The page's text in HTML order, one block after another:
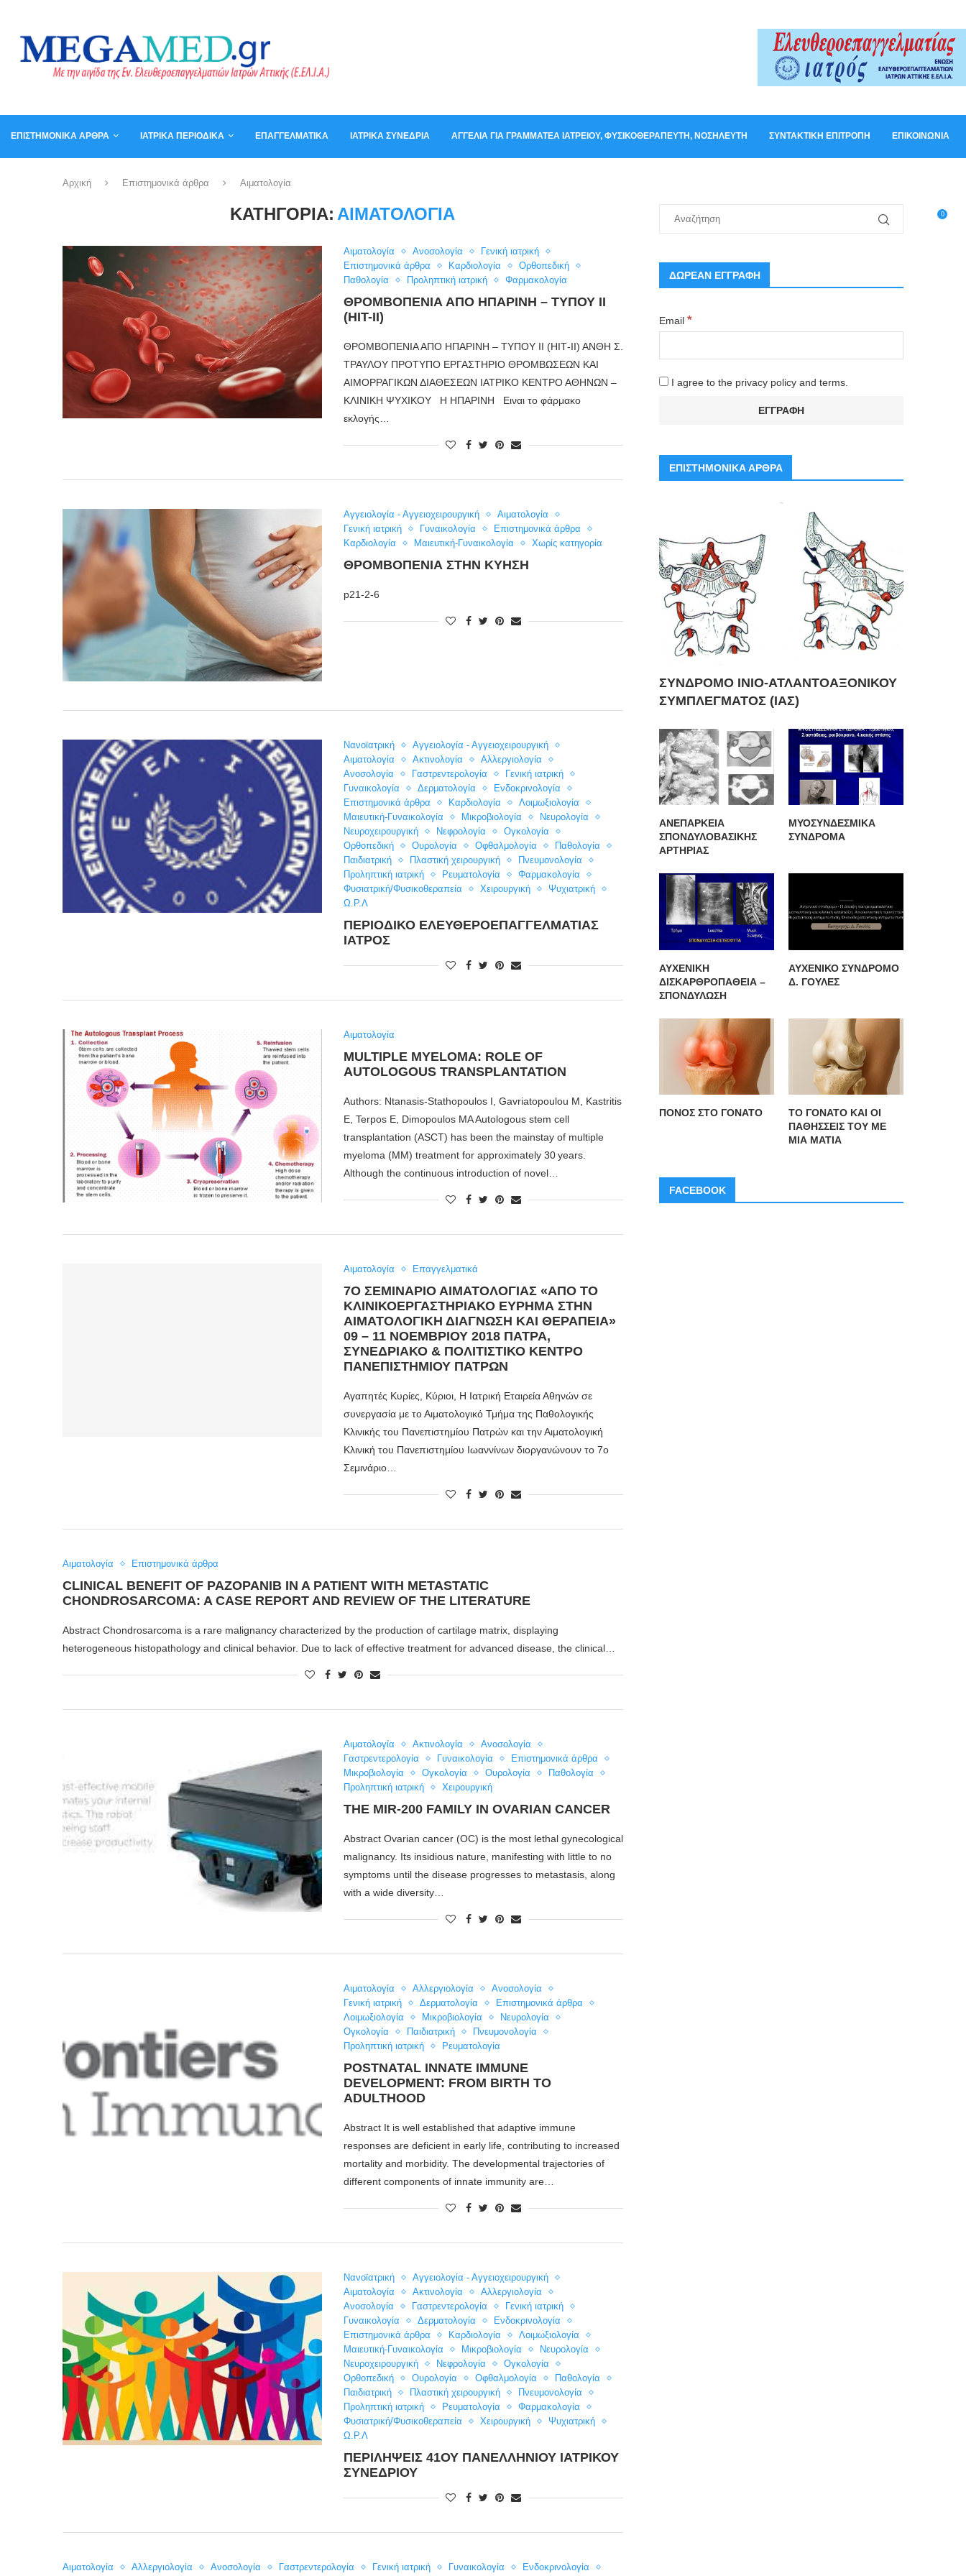
ΕΠΙΣΤΗΜΟΝΙΚΆ ΆΡΘΡΑ ΙΑΤΡΙΚΆ ΠΕΡΙΟΔΙΚΆ ΕΠΑΓΓΕΛΜΑΤΙΚΆ ΙΑΤΡΙΚΆ ΣΥΝΈΔΡΙΑ ΑΓΓΕΛΊΑ ΓΙΑ ΓΡΑΜΜΑΤΈΑ ΙΑΤΡΕΊΟΥ, ΦΥΣΙΚΟΘΕΡΑΠΕΥΤΉ, ΝΟΣΗΛΕΥΤΉ ΣΥΝΤΑΚΤΙΚΉ ΕΠΙΤΡΟΠΉ ΕΠΙΚΟΙΝΩΝΊΑ
ΒΙΒΛΊΑ
0
Αρχική Επιστημονικά άρθρα Αιματολογία
ΚΑΤΗΓΟΡΊΑ: ΑΙΜΑΤΟΛΟΓΊΑ
Αιματολογία Ανοσολογία
Γενική ιατρική
Επιστημονικά άρθρα
Καρδιολογία
Ορθοπεδική
Παθολογία
Προληπτική ιατρική Φαρμακολογία
ΘΡΟΜΒΟΠΕΝΙΑ ΑΠΟ ΗΠΑΡΙΝΗ – ΤΥΠΟΥ ΙΙ
(ΗΙΤ-ΙΙ)
ΘΡΟΜΒΟΠΕΝΙΑ ΑΠΟ ΗΠΑΡΙΝΗ – ΤΥΠΟΥ ΙΙ (ΗΙΤ-ΙΙ) ΑΝΘΗ Σ.
ΤΡΑΥΛΟΥ ΠΡΟΤΥΠΟ ΕΡΓΑΣΤΗΡΙΟ ΘΡΟΜΒΩΣΕΩΝ ΚΑΙ
ΑΙΜΟΡΡΑΓΙΚΩΝ ΔΙΑΘΕΣΕΩΝ ΙΑΤΡΙΚΟ ΚΕΝΤΡΟ ΑΘΗΝΩΝ –
ΚΛΙΝΙΚΗ ΨΥΧΙΚΟΥ Η ΗΠΑΡΙΝΗ Ειναι το φάρμακο
εκλογής…
Αγγειολογία - Αγγειοχειρουργική
Αιματολογία
Γενική ιατρική
Γυναικολογία
Επιστημονικά άρθρα
Καρδιολογία
Μαιευτική-Γυναικολογία Χωρίς κατηγορία
ΘΡΟΜΒΟΠΕΝΊΑ ΣΤΗΝ ΚΎΗΣΗ
p21-2-6
Nανοϊατρική
Αγγειολογία - Αγγειοχειρουργική
Αιματολογία
Ακτινολογία
Αλλεργιολογία
Ανοσολογία
Γαστρεντερολογία
Γενική ιατρική
Γυναικολογία
Δερματολογία
Ενδοκρινολογία
Επιστημονικά άρθρα
Καρδιολογία
Λοιμωξιολογία
Μαιευτική-Γυναικολογία
Μικροβιολογία
Νευρολογία
Νευροχειρουργική
Νεφρολογία
Ογκολογία
Ορθοπεδική
Ουρολογία Οφθαλμολογία
Παθολογία
Παιδιατρική
Πλαστική χειρουργική
Πνευμονολογία
Προληπτική ιατρική
Ρευματολογία
Φαρμακολογία
Φυσιατρική/Φυσικοθεραπεία
Χειρουργική
Ψυχιατρική
Ω.Ρ.Λ
ΠΕΡΙΟΔΙΚΟ ΕΛΕΥΘΕΡΟΕΠΑΓΓΕΛΜΑΤΙΑΣ
ΙΑΤΡΟΣ
Αιματολογία
MULTIPLE MYELOMA: ROLE OF
AUTOLOGOUS TRANSPLANTATION
Authors: Ntanasis-Stathopoulos I, Gavriatopoulou M, Kastritis
E, Terpos E, Dimopoulos MA Autologous stem cell
transplantation (ASCT) has been the mainstay of multiple
myeloma (MM) treatment for approximately 30 years.
Although the continuous introduction of novel…
Αιματολογία Επαγγελματικά
7Ο ΣΕΜΙΝΆΡΙΟ ΑΙΜΑΤΟΛΟΓΊΑΣ «ΑΠΌ ΤΟ
ΚΛΙΝΙΚΟΕΡΓΑΣΤΗΡΙΑΚΌ ΕΎΡΗΜΑ ΣΤΗΝ
ΑΙΜΑΤΟΛΟΓΙΚΉ ΔΙΆΓΝΩΣΗ ΚΑΙ ΘΕΡΑΠΕΊΑ»
09 – 11 ΝΟΕΜΒΡΊΟΥ 2018 ΠΆΤΡΑ,
ΣΥΝΕΔΡΙΑΚΌ & ΠΟΛΙΤΙΣΤΙΚΌ ΚΈΝΤΡΟ
ΠΑΝΕΠΙΣΤΗΜΊΟΥ ΠΑΤΡΏΝ
Αγαπητές Κυρίες, Κύριοι, Η Ιατρική Εταιρεία Αθηνών σε
συνεργασία με το Αιματολογικό Τμήμα της Παθολογικής
Κλινικής του Πανεπιστημίου Πατρών και την Αιματολογική
Κλινική του Πανεπιστημίου Ιωαννίνων διοργανώνουν το 7ο
Σεμινάριο…
Αιματολογία Επιστημονικά άρθρα
CLINICAL BENEFIT OF PAZOPANIB IN A PATIENT WITH METASTATIC
CHONDROSARCOMA: A CASE REPORT AND REVIEW OF THE LITERATURE
Abstract Chondrosarcoma is a rare malignancy characterized by the production of cartilage matrix, displaying
heterogeneous histopathology and clinical behavior. Due to lack of effective treatment for advanced disease, the clinical…
Αιματολογία Ακτινολογία
Ανοσολογία
Γαστρεντερολογία
Γυναικολογία
Επιστημονικά άρθρα
Μικροβιολογία
Ογκολογία Ουρολογία
Παθολογία
Προληπτική ιατρική
Χειρουργική
THE MIR-200 FAMILY IN OVARIAN CANCER
Abstract Ovarian cancer (OC) is the most lethal gynecological
malignancy. Its insidious nature, manifesting with little to no
symptoms until the disease progresses to metastasis, along
with a wide diversity…
Αιματολογία Αλλεργιολογία
Ανοσολογία
Γενική ιατρική
Δερματολογία
Επιστημονικά άρθρα
Λοιμωξιολογία
Μικροβιολογία
Νευρολογία
Ογκολογία
Παιδιατρική
Πνευμονολογία
Προληπτική ιατρική
Ρευματολογία
POSTNATAL INNATE IMMUNE
DEVELOPMENT: FROM BIRTH TO
ADULTHOOD
Abstract It is well established that adaptive immune
responses are deficient in early life, contributing to increased
mortality and morbidity. The developmental trajectories of
different components of innate immunity are…
Nανοϊατρική
Αγγειολογία - Αγγειοχειρουργική
Αιματολογία
Ακτινολογία
Αλλεργιολογία
Ανοσολογία
Γαστρεντερολογία
Γενική ιατρική
Γυναικολογία
Δερματολογία
Ενδοκρινολογία
Επιστημονικά άρθρα
Καρδιολογία
Λοιμωξιολογία
Μαιευτική-Γυναικολογία
Μικροβιολογία
Νευρολογία
Νευροχειρουργική
Νεφρολογία
Ογκολογία
Ορθοπεδική
Ουρολογία Οφθαλμολογία
Παθολογία
Παιδιατρική
Πλαστική χειρουργική
Πνευμονολογία
Προληπτική ιατρική
Ρευματολογία
Φαρμακολογία
Φυσιατρική/Φυσικοθεραπεία
Χειρουργική
Ψυχιατρική
Ω.Ρ.Λ
ΠΕΡΙΛΉΨΕΙΣ 41ΟΥ ΠΑΝΕΛΛΉΝΙΟΥ ΙΑΤΡΙΚΟΎ
ΣΥΝΕΔΡΊΟΥ
Αιματολογία Αλλεργιολογία Ανοσολογία Γαστρεντερολογία Γενική ιατρική Γυναικολογία Ενδοκρινολογία
ΔΩΡΕΑΝ ΕΓΓΡΑΦΗ
Email *
I agree to the privacy policy and terms.
ΕΠΙΣΤΗΜΟΝΙΚΑ ΑΡΘΡΑ
ΣΥΝΔΡΟΜΟ ΙΝΙΟ-ΑΤΛΑΝΤΟΑΞΟΝΙΚΟΥ
ΣΥΜΠΛΕΓΜΑΤΟΣ (ΙΑΣ)
ΑΝΕΠΑΡΚΕΙΑ
ΣΠΟΝΔΥΛΟΒΑΣΙΚΗΣ
ΑΡΤΗΡΙΑΣ
ΜΥΟΣΥΝΔΕΣΜΙΚΑ
ΣΥΝΔΡΟΜΑ
ΑΥΧΕΝΙΚΗ
ΔΙΣΚΑΡΘΡΟΠΑΘΕΙΑ –
ΣΠΟΝΔΥΛΩΣΗ
ΑΥΧΕΝΙΚΟ ΣΥΝΔΡΟΜΟ
Δ. ΓΟΥΛΕΣ
ΠΟΝΟΣ ΣΤΟ ΓΟΝΑΤΟ
ΤΟ ΓΟΝΑΤΟ ΚΑΙ ΟΙ
ΠΑΘΗΣΣΕΙΣ ΤΟΥ ΜΕ
ΜΙΑ ΜΑΤΙΑ
FACEBOOK